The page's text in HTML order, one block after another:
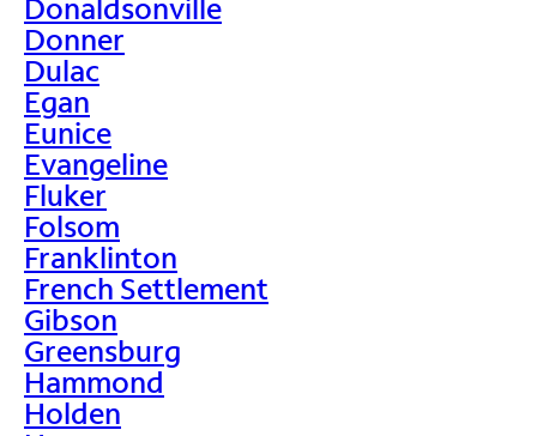
Donaldsonville
Donner
Dulac
Egan
Eunice
Evangeline
Fluker
Folsom
Franklinton
French Settlement
Gibson
Greensburg
Hammond
Holden